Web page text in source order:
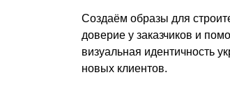
визуальная идентичность укрепляет
новых клиентов.